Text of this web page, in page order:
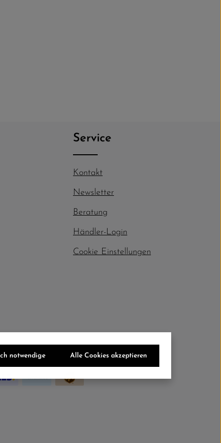
Service
Kontakt
Newsletter
Beratung
Händler-Login
Cookie Einstellungen
notwendige Alle Cookies akzeptieren